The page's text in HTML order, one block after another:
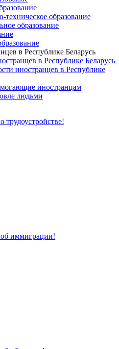
техническое образование
образование
в Республике Беларусь
в Республике Беларусь
иностранцев в Республике
иностранцам
людьми
трудоустройстве!
иммиграции!